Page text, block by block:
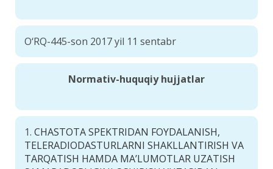
O‘RQ-445-son 2017 yil 11 sentabr
Normativ-huquqiy hujjatlar
1. CHASTOTA SPEKTRIDAN FOYDALANISH,
TELERADIODASTURLARNI SHAKLLANTIRISH VA
TARQATISH HAMDA MA’LUMOTLAR UZATISH